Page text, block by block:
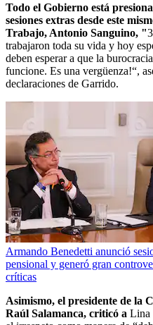
Todo el Gobierno está
sesiones extras desde este
Trabajo, Antonio Sanguino, "
trabajaron toda su vida y hoy
deben esperar a que la
funcione. Es una vergüenza!“,
declaraciones de Garrido.
Armando Benedetti anunció
pensional y generó gran
críticas
Asimismo, el presidente de la
Raúl Salamanca, criticó a Lina